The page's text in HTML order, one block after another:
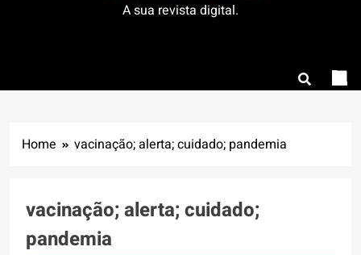
A sua revista digital.
Home vacinação; alerta; cuidado; pandemia
vacinação; alerta; cuidado;
pandemia